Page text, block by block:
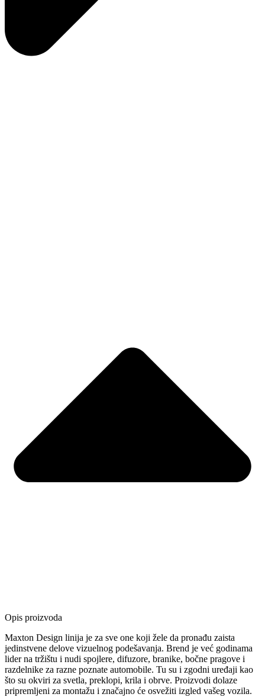
Opis proizvoda
Maxton Design linija je za sve one koji žele da pronađu zaista
jedinstvene delove vizuelnog podešavanja. Brend je već godinama
lider na tržištu i nudi spojlere, difuzore, branike, bočne pragove i
razdelnike za razne poznate automobile. Tu su i zgodni uređaji kao
što su okviri za svetla, preklopi, krila i obrve. Proizvodi dolaze
pripremljeni za montažu i značajno će osvežiti izgled vašeg vozila.